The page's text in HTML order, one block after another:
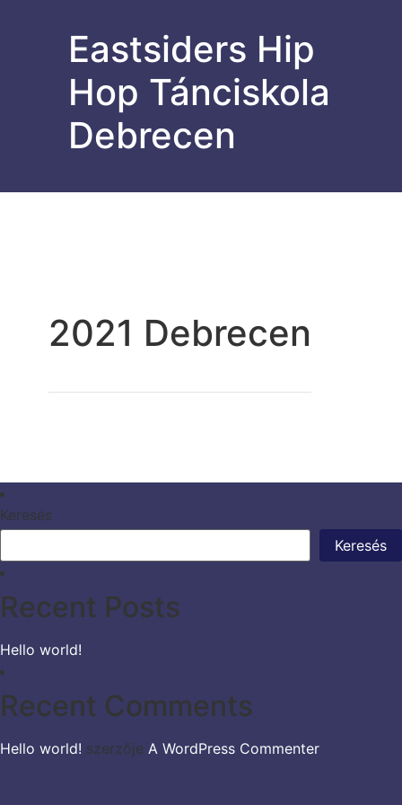
Eastsiders Hip
Hop Tánciskola
Debrecen
2021 Debrecen
Keresés
Keresés
Recent Posts
Hello world!
Recent Comments
Hello world! szerzője A WordPress Commenter